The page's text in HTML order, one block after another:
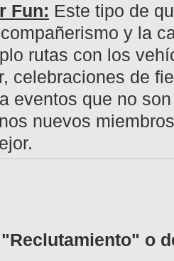
Fun: Este tipo de
y la
rutas con los
celebraciones de
eventos que no
nuevos
o